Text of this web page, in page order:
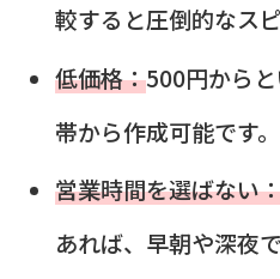
較すると圧倒的なスピ
低価格：500円から
帯から作成可能です。
営業時間を選ばない
あれば、早朝や深夜